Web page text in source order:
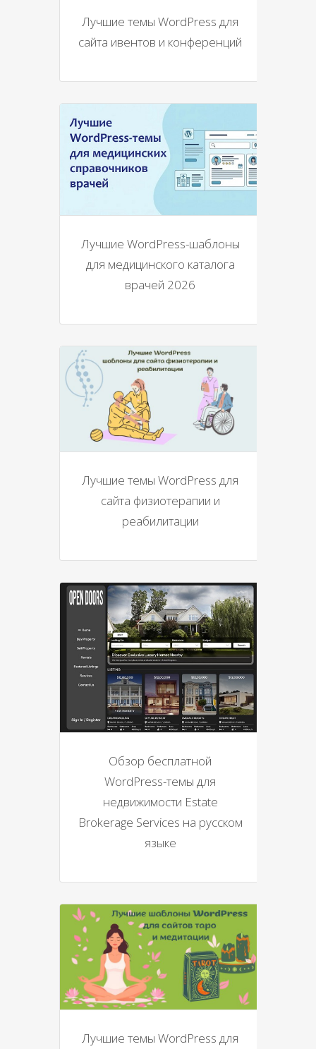
Лучшие темы WordPress для
сайта ивентов и конференций
Лучшие WordPress-шаблоны
для медицинского каталога
врачей 2026
Лучшие темы WordPress для
сайта физиотерапии и
реабилитации
Обзор бесплатной
WordPress-темы для
недвижимости Estate
Brokerage Services на русском
языке
Лучшие темы WordPress для